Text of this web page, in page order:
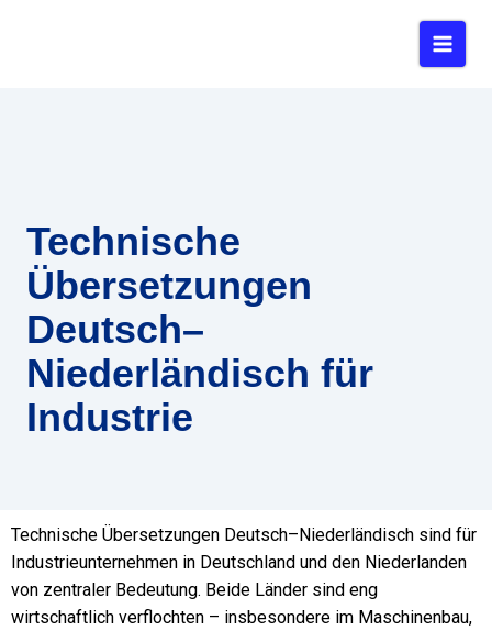
Technische
Übersetzungen
Deutsch–
Niederländisch für
Industrie
Technische Übersetzungen Deutsch–Niederländisch sind für
Industrieunternehmen in Deutschland und den Niederlanden
von zentraler Bedeutung. Beide Länder sind eng
wirtschaftlich verflochten – insbesondere im Maschinenbau,